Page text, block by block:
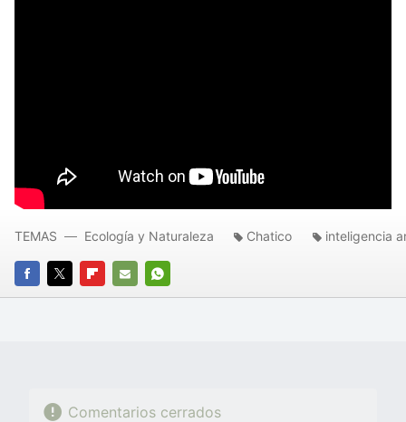
FACEBOOK
TWITTERFLIPBOARD
E-
WHATSAPP
TEMAS Ecología y Naturaleza Chatico inteligencia
Comentarios cerrados